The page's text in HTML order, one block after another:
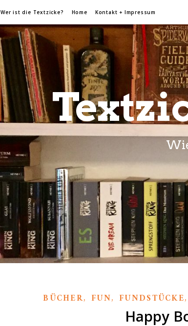
Wer ist die Textzicke? Home Kontakt + Impressum
BÜCHER,FUN, FUNDSTÜCKE,
Happy